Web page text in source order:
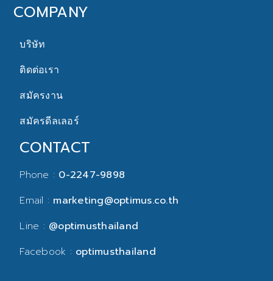
COMPANY
บริษัท
ติดต่อเรา
สมัครงาน
สมัครดีลเลอร์
CONTACT
Phone : 0-2247-9898
Email : marketing@optimus.co.th
Line : @optimusthailand
Facebook : optimusthailand